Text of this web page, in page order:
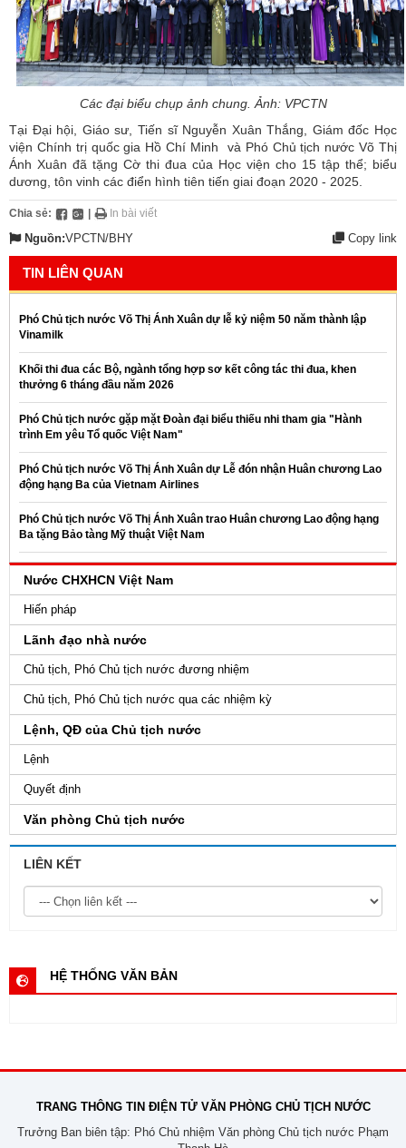
Các đại biểu chụp ảnh chung. Ảnh: VPCTN
Tại Đại hội, Giáo sư, Tiến sĩ Nguyễn Xuân Thắng, Giám đốc Học
viện Chính trị quốc gia Hồ Chí Minh và Phó Chủ tịch nước Võ Thị
Ánh Xuân đã tặng Cờ thi đua của Học viện cho 15 tập thể; biểu
dương, tôn vinh các điển hình tiên tiến giai đoạn 2020 - 2025.
Chia sẻ: In bài viết
Nguồn:VPCTN/BHY Copy link
TIN LIÊN QUAN
Phó Chủ tịch nước Võ Thị Ánh Xuân dự lễ kỷ niệm 50 năm thành lập
Vinamilk
Khối thi đua các Bộ, ngành tổng hợp sơ kết công tác thi đua, khen
thưởng 6 tháng đầu năm 2026
Phó Chủ tịch nước gặp mặt Đoàn đại biểu thiếu nhi tham gia "Hành
trình Em yêu Tổ quốc Việt Nam"
Phó Chủ tịch nước Võ Thị Ánh Xuân dự Lễ đón nhận Huân chương Lao
động hạng Ba của Vietnam Airlines
Phó Chủ tịch nước Võ Thị Ánh Xuân trao Huân chương Lao động hạng
Ba tặng Bảo tàng Mỹ thuật Việt Nam
Nước CHXHCN Việt Nam
Hiến pháp
Lãnh đạo nhà nước
Chủ tịch, Phó Chủ tịch nước đương nhiệm
Chủ tịch, Phó Chủ tịch nước qua các nhiệm kỳ
Lệnh, QĐ của Chủ tịch nước
Lệnh
Quyết định
Văn phòng Chủ tịch nước
LIÊN KẾT
HỆ THỐNG VĂN BẢN
TRANG THÔNG TIN ĐIỆN TỬ VĂN PHÒNG CHỦ TỊCH NƯỚC
Trưởng Ban biên tập: Phó Chủ nhiệm Văn phòng Chủ tịch nước Phạm